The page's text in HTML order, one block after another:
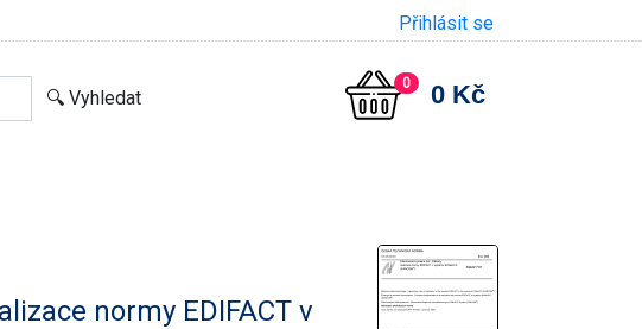
Přihlásit se
0 0 Kč
normy EDIFACT v